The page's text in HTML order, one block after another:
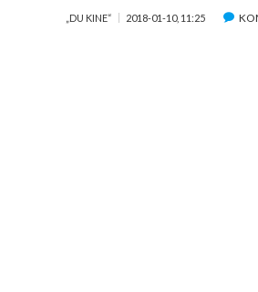
„DU KINE“ 2018-01-10, 11:25